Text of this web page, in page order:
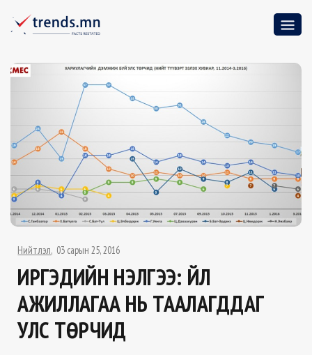
Нийтлэл 03 сарын 25, 2016
ИРГЭДИЙН ҮНЭЛГЭЭ: ҮЙЛ
АЖИЛЛАГАА НЬ ТААЛАГДДАГ
УЛС ТӨРЧИД